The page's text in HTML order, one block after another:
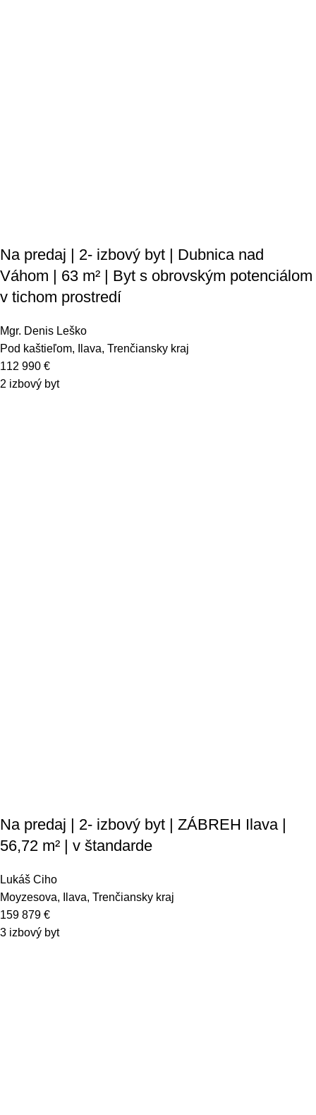
Na predaj | 2- izbový byt | Dubnica nad
Váhom | 63 m² | Byt s obrovským potenciálom
v tichom prostredí
Mgr. Denis Leško
Pod kaštieľom, Ilava, Trenčiansky kraj
112 990 €
2 izbový byt
Na predaj | 2- izbový byt | ZÁBREH Ilava |
56,72 m² | v štandarde
Lukáš Ciho
Moyzesova, Ilava, Trenčiansky kraj
159 879 €
3 izbový byt